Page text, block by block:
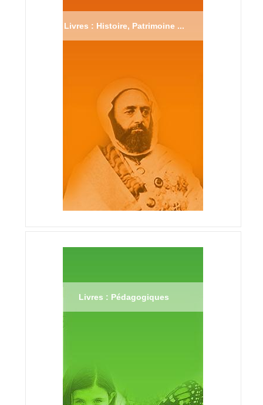
Livres : Histoire, Patrimoine ...
Livres : Pédagogiques